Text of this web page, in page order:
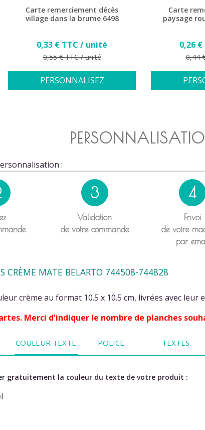
Carte remerciement décès
village dans la brume 6498
Prix
0,33 € TTC / unité
Prix de base
0,55 € TTC / unité
PERSONNALISEZ
Carte
paysage
0,26
Prix
0,44
:
3
Validation
de votre commande
4
Envoi
de votre
par
CRÈME MATE BELARTO 744508-744828
crème au format 10.5 x 10.5 cm, livrées avec leur
Merci d'indiquer le nombre de planches
COULEUR TEXTE POLICE TEXTES
gratuitement la couleur du texte de votre produit :